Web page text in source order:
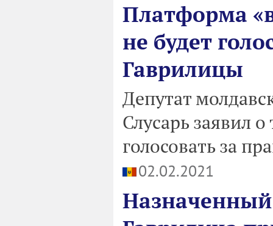
Платформа
не будет
Гаврилицы
Депутат
Слусарь заявил
голосовать за
02.02.2021